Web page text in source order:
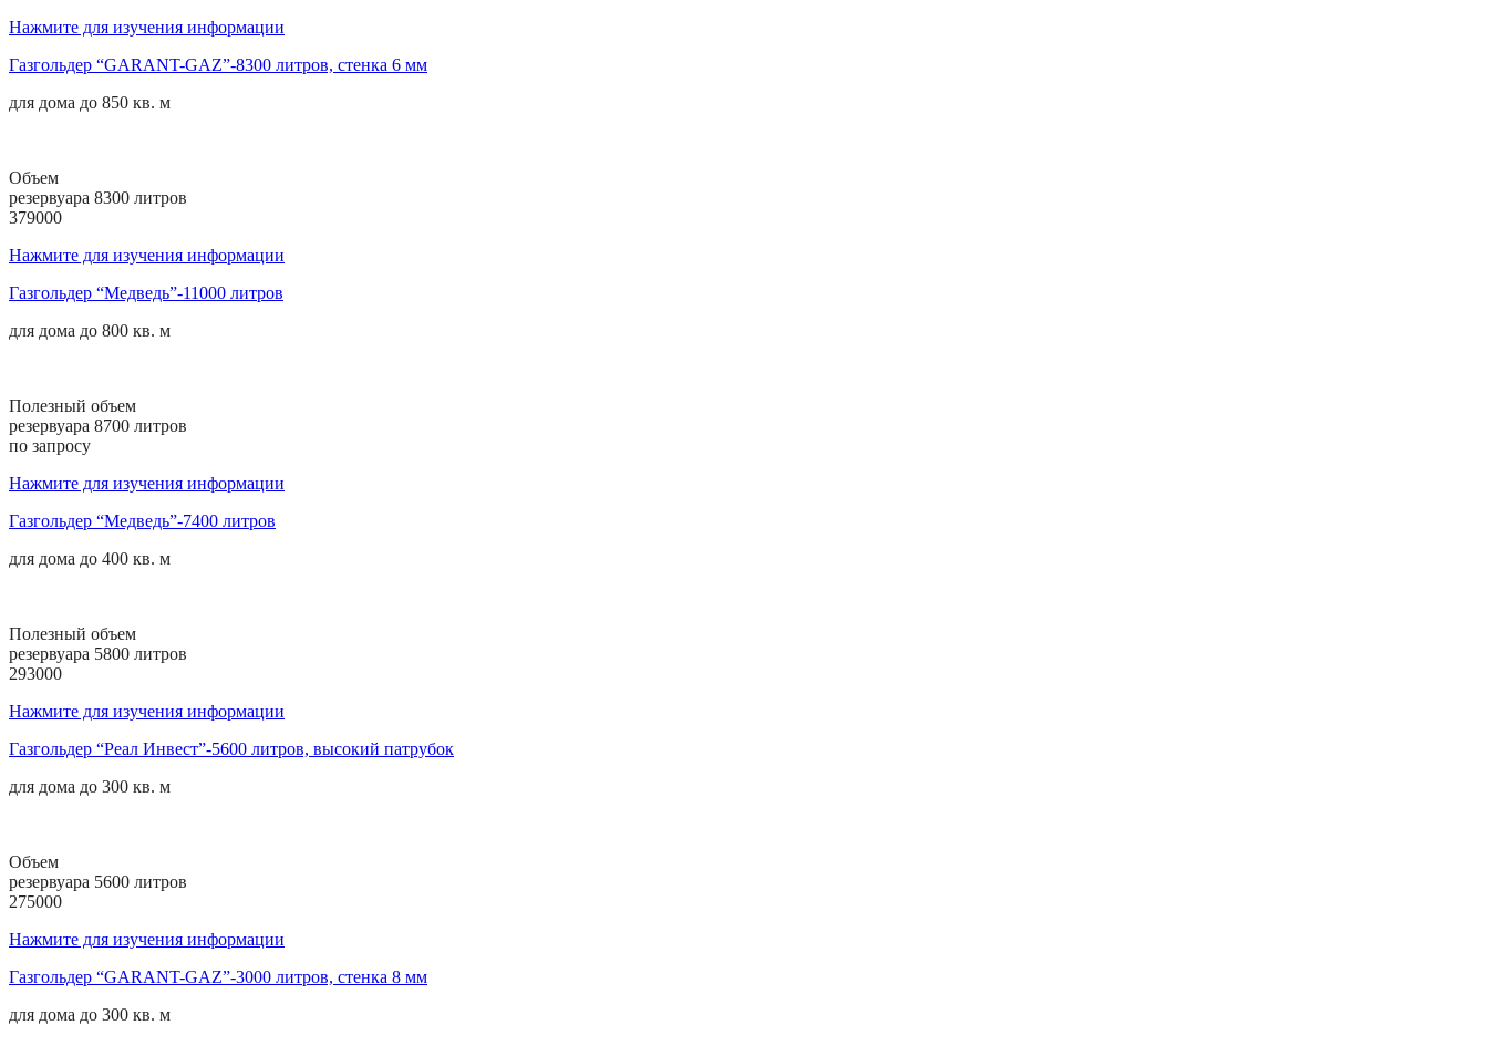
Нажмите для изучения информации
Газгольдер “GARANT-GAZ”-8300 литров, стенка 6 мм
для дома до 850 кв. м
Объем
резервуара 8300 литров
379000
Нажмите для изучения информации
Газгольдер “Медведь”-11000 литров
для дома до 800 кв. м
Полезный объем
резервуара 8700 литров
по запросу
Нажмите для изучения информации
Газгольдер “Медведь”-7400 литров
для дома до 400 кв. м
Полезный объем
резервуара 5800 литров
293000
Нажмите для изучения информации
Газгольдер “Реал Инвест”-5600 литров, высокий патрубок
для дома до 300 кв. м
Объем
резервуара 5600 литров
275000
Нажмите для изучения информации
Газгольдер “GARANT-GAZ”-3000 литров, стенка 8 мм
для дома до 300 кв. м